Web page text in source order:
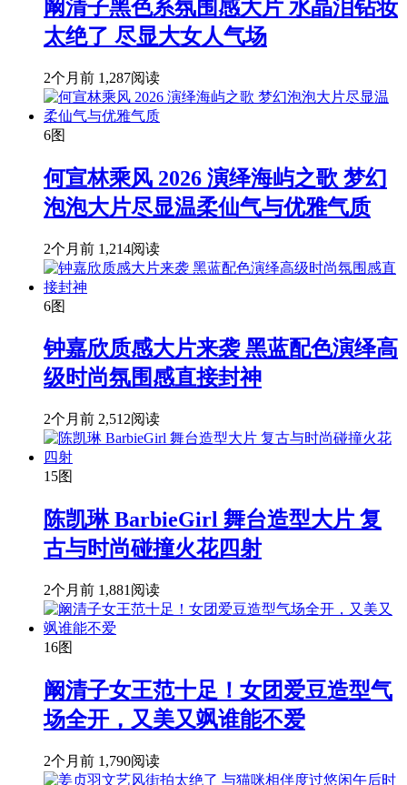
阚清子黑色系氛围感大片 水晶泪钻妆
太绝了 尽显大女人气场
2个月前 1,287阅读
6图
何宣林乘风 2026 演绎海屿之歌 梦幻
泡泡大片尽显温柔仙气与优雅气质
2个月前 1,214阅读
6图
钟嘉欣质感大片来袭 黑蓝配色演绎高
级时尚氛围感直接封神
2个月前 2,512阅读
15图
陈凯琳 BarbieGirl 舞台造型大片 复
古与时尚碰撞火花四射
2个月前 1,881阅读
16图
阚清子女王范十足！女团爱豆造型气
场全开，又美又飒谁能不爱
2个月前 1,790阅读